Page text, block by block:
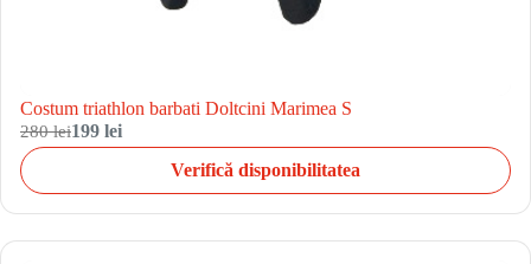
Costum triathlon barbati Doltcini Marimea S
280 lei199 lei
Verifică disponibilitatea